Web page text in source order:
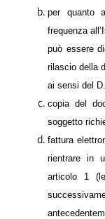
per quanto
frequenza
può essere
rilascio della
ai sensi del
copia del
soggetto
fattura
rientrare in
articolo 1